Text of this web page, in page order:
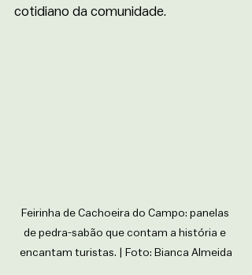
cotidiano da comunidade.
Feirinha de Cachoeira do Campo: panelas
de pedra-sabão que contam a história e
encantam turistas. | Foto: Bianca Almeida